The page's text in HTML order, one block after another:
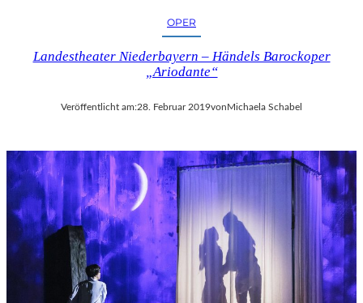
OPER
Landestheater Niederbayern – Händels Barockoper
„Ariodante“
Veröffentlicht am:28. Februar 2019vonMichaela Schabel